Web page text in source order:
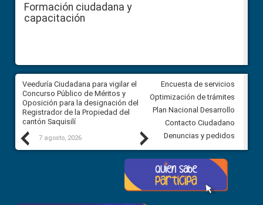
Formación ciudadana y
capacitación
Previous
Veeduría Ciudadana para vigilar el
Concurso Público de Méritos y
Oposición para la designación del
Registrador de la Propiedad del
cantón Saquisilí
7 agosto, 2026
Veeduría Ciudadana para
construcción del asfaltado de
Ballenita del cantón Santa
7 agosto, 2026
Next
Encuesta de servicios
Optimización de trámites
Plan Nacional Desarrollo
Contacto Ciudadano
Denuncias y pedidos